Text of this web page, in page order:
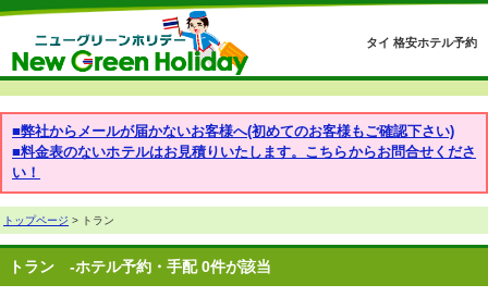
タイ 格安ホテル予約
■弊社からメールが届かないお客様へ(初めてのお客様もご確認下さい)
■料金表のないホテルはお見積りいたします。こちらからお問合せくださ
い！
トップページ > トラン
トラン -ホテル予約・手配 0件が該当